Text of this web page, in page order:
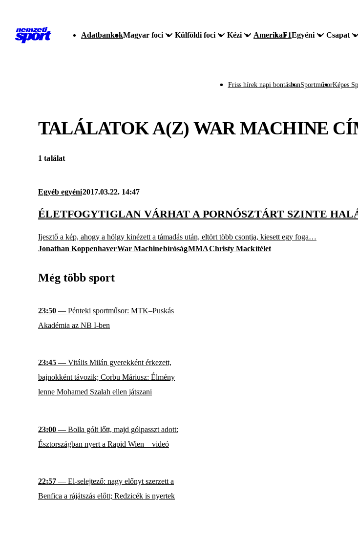
AdatbankokMagyar foci Külföldi foci Kézi AmerikaF1Egyéni Csapat
Friss hírek napi bontásbanSportműsorKépes
TALÁLATOK A(Z) WAR MACHINE
1 találat
Egyéb egyéni2017.03.22. 14:47
ÉLETFOGYTIGLAN VÁRHAT A PORNÓSZTÁRT SZINTE
Ijesztő a kép, ahogy a hölgy kinézett a támadás után, eltört több csontja, kiesett egy foga…
Jonathan KoppenhaverWar MachinebíróságMMAChristy Mackítélet
Még több sport
23:50 — Pénteki sportműsor: MTK–Puskás
Akadémia az NB I-ben
23:45 — Vitális Milán gyerekként érkezett,
bajnokként távozik; Corbu Máriusz: Élmény
lenne Mohamed Szalah ellen játszani
23:00 — Bolla gólt lőtt, majd gólpasszt adott:
Észtországban nyert a Rapid Wien – videó
22:57 — El-selejtező: nagy előnyt szerzett a
Benfica a rájátszás előtt; Redzicék is nyertek